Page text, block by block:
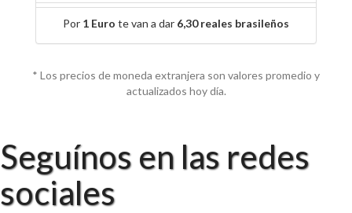
Por 1 Euro te van a dar 6,30 reales brasileños
* Los precios de moneda extranjera son valores promedio y
actualizados hoy día.
Seguínos en las redes
sociales